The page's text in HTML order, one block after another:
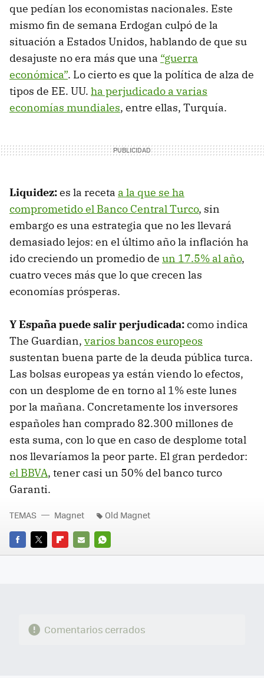
que pedían los economistas nacionales. Este
mismo fin de semana Erdogan culpó de la
situación a Estados Unidos, hablando de que su
desajuste no era más que una “guerra
económica”. Lo cierto es que la política de alza de
tipos de EE. UU. ha perjudicado a varias
economías mundiales, entre ellas, Turquía.
Liquidez:es la receta a la que se ha
comprometido el Banco Central Turco, sin
embargo es una estrategia que no les llevará
demasiado lejos: en el último año la inflación ha
ido creciendo un promedio de un 17.5% al año,
cuatro veces más que lo que crecen las
economías prósperas.
Y España puede salir perjudicada:como indica
The Guardian, varios bancos europeos
sustentan buena parte de la deuda pública turca.
Las bolsas europeas ya están viendo lo efectos,
con un desplome de en torno al 1% este lunes
por la mañana. Concretamente los inversores
españoles han comprado 82.300 millones de
esta suma, con lo que en caso de desplome total
nos llevaríamos la peor parte. El gran perdedor:
el BBVA, tener casi un 50% del banco turco
Garanti.
FACEBOOK
TWITTERFLIPBOARD
E-
WHATSAPP
TEMAS Magnet Old Magnet
Comentarios cerrados